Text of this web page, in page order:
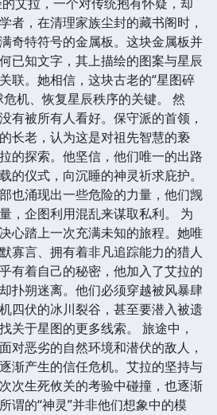
者，在清理家族尘封的藏书阁时，
奇特符号的金属板。这块金属板并
已知文字，其上描绘的图案与星辰
联。她相信，这块古老的“星图碎
危机、恢复星辰秩序的关键。 然
有被所有人看好。保守派的首领，
长老，认为这是对祖先智慧的亵
的探索。他坚信，他们唯一的出路
的仪式，向沉睡的神灵祈求庇护。
也涌现出一些危险的力量，他们觊
，企图利用混乱来谋取私利。 为
心踏上一次充满未知的旅程。她唯
寡言、拥有着非凡追踪能力的猎人
着自己的秘密，他加入了艾拉的
扑朔迷离。他们必须穿越被风暴肆
四伏的冰川裂谷，甚至要潜入被遗
关于星图的更多线索。 旅途中，
对恶劣的自然环境和潜伏的敌人，
渐产生的信任危机。艾拉的坚持与
次生死攸关的考验中碰撞，也逐渐
谓的“神灵”并非他们想象中的模